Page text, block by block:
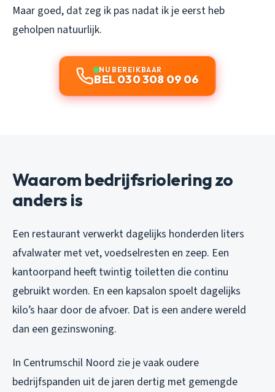
Maar goed, dat zeg ik pas nadat ik je eerst heb
geholpen natuurlijk.
NU BEREIKBAAR
BEL 030 308 09 06
Waarom bedrijfsriolering zo
anders is
Een restaurant verwerkt dagelijks honderden liters
afvalwater met vet, voedselresten en zeep. Een
kantoorpand heeft twintig toiletten die continu
gebruikt worden. En een kapsalon spoelt dagelijks
kilo’s haar door de afvoer. Dat is een andere wereld
dan een gezinswoning.
In Centrumschil Noord zie je vaak oudere
bedrijfspanden uit de jaren dertig met gemengde